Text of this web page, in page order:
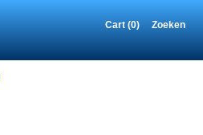
Cart (0) Zoeken